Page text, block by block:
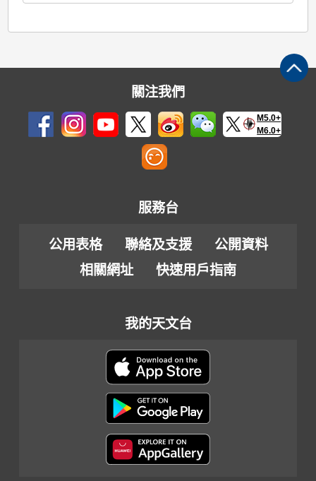
關注我們
M5.0+
M6.0+
服務台
公用表格 聯絡及支援
公開資料
相關網址
快速用戶指南
我的天文台